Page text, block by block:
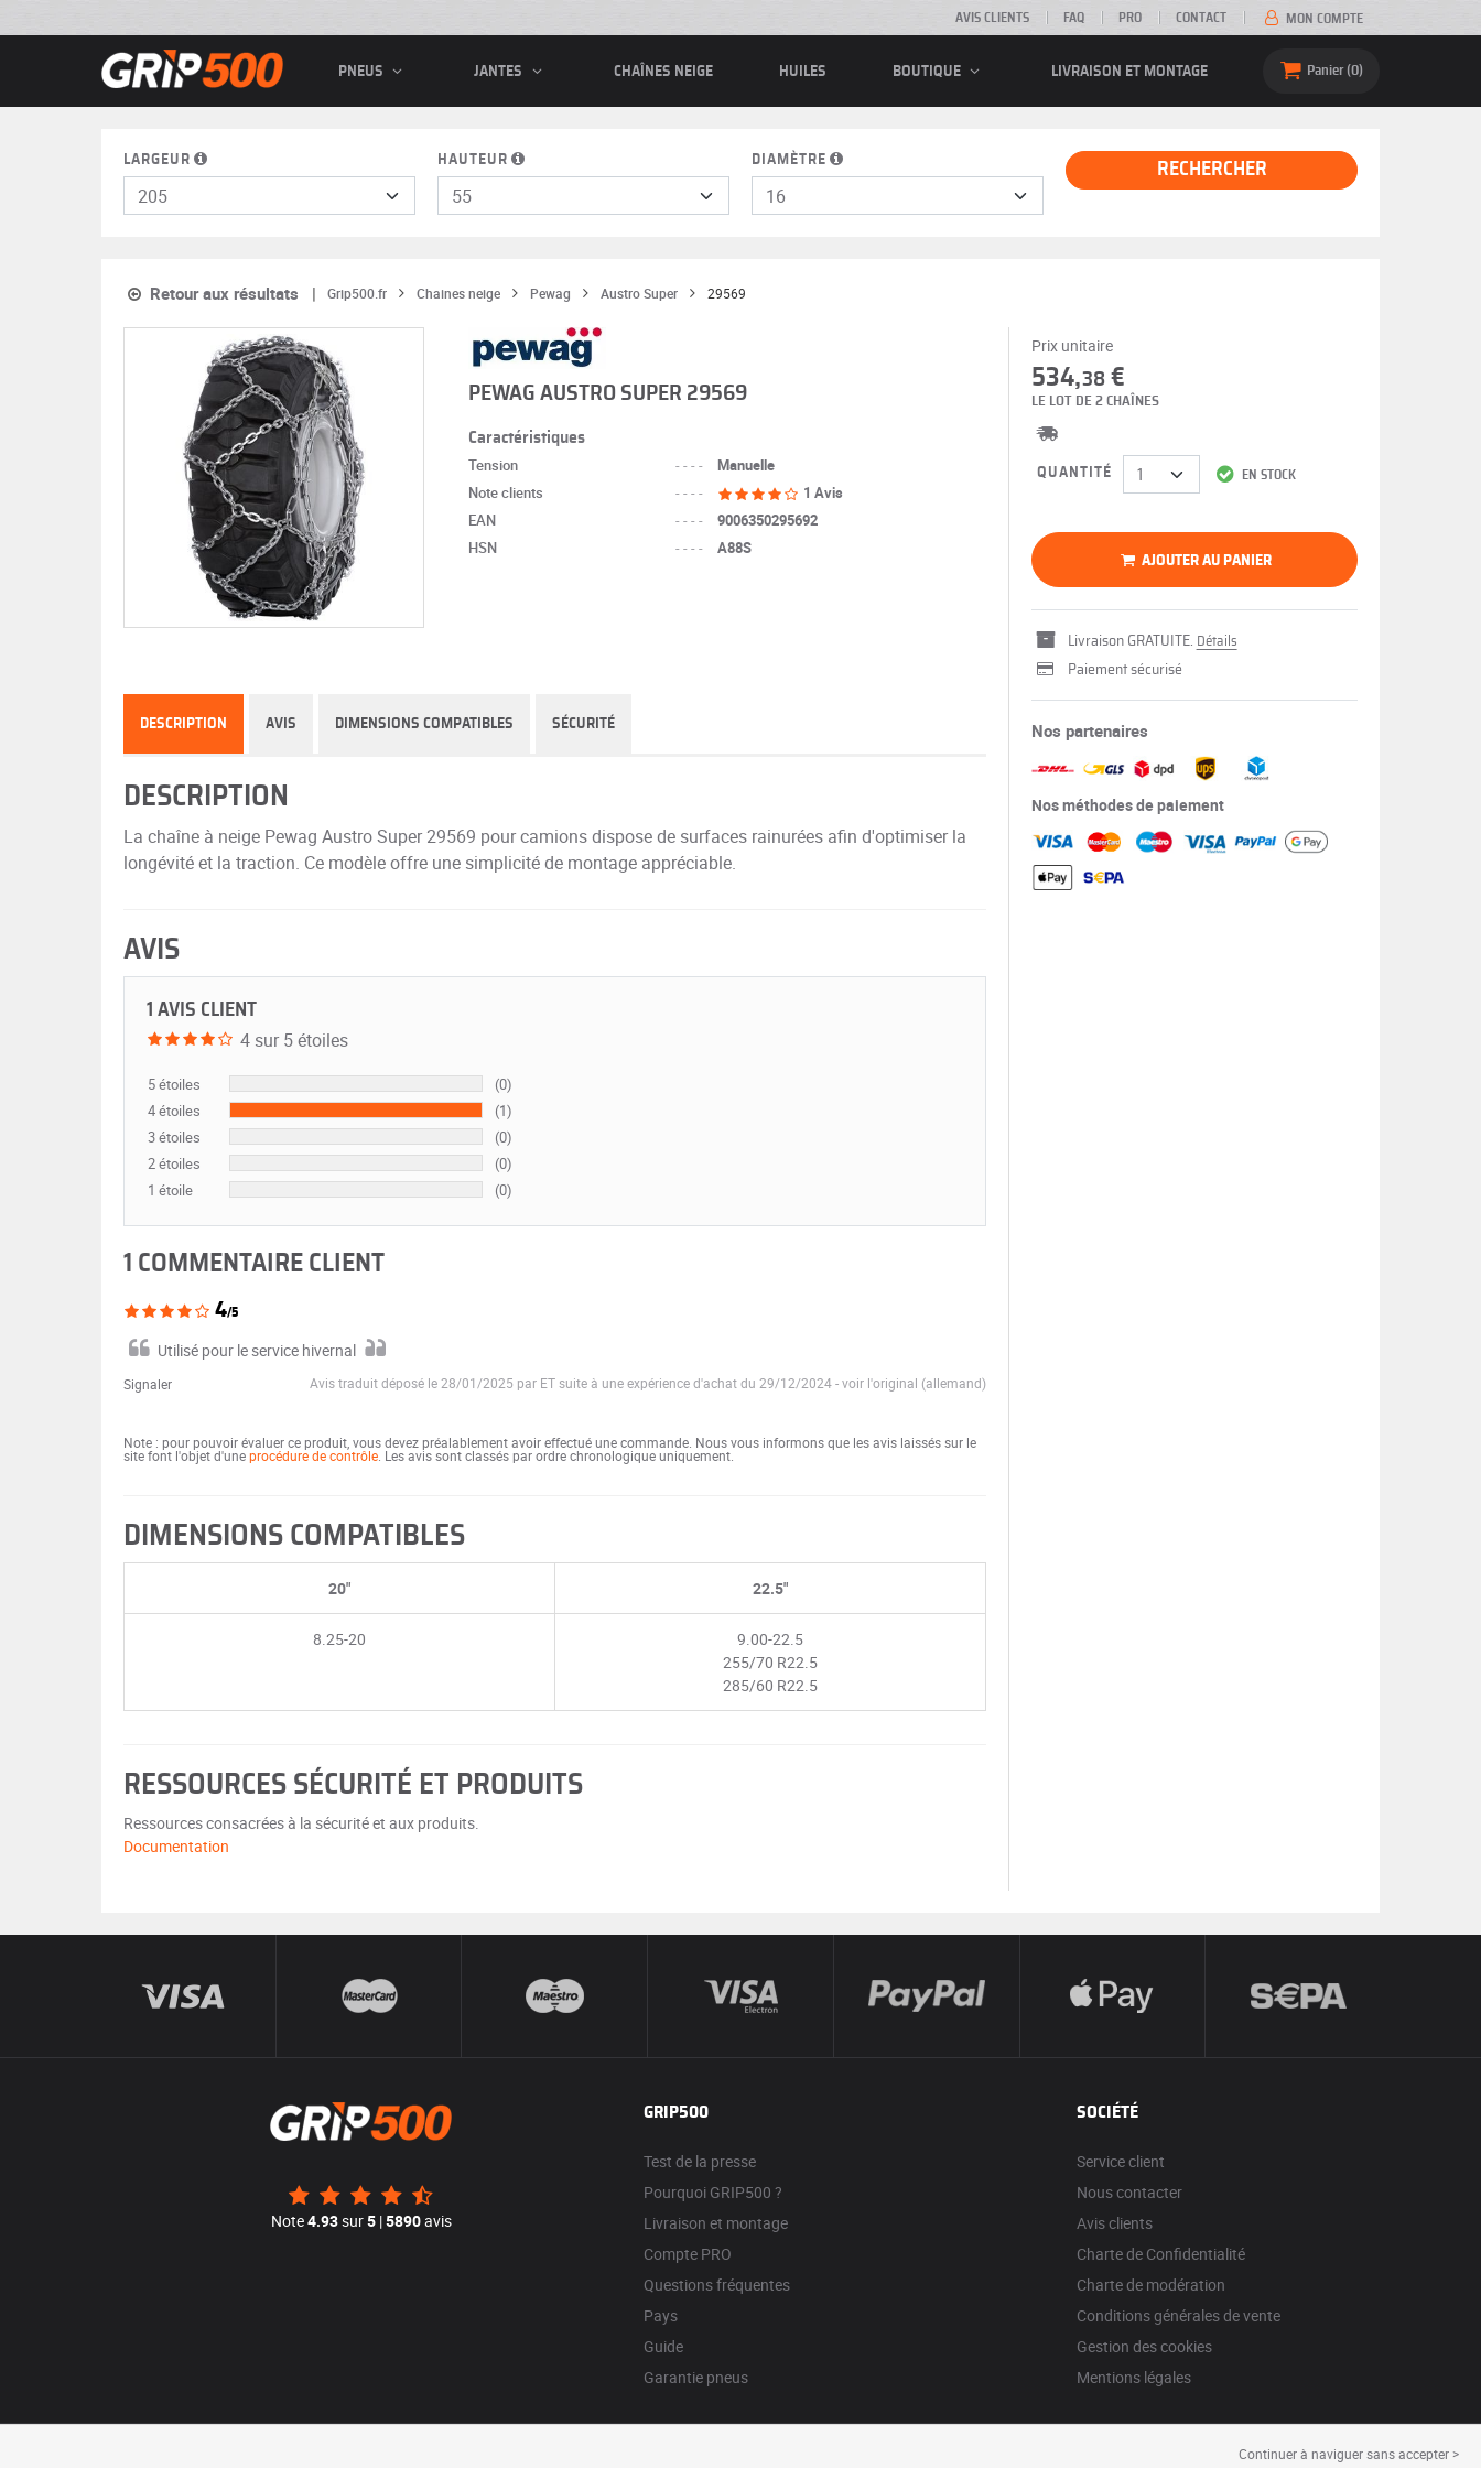
AVIS CLIENTS FAQ PRO CONTACT MON COMPTE
PNEUS JANTES CHAÎNES NEIGE HUILES BOUTIQUE LIVRAISON ET MONTAGE Panier 0
LARGEUR HAUTEUR DIAMÈTRE RECHERCHER
Retour aux résultats Grip500.fr Chaines neige Pewag Austro Super 29569
PEWAG AUSTRO SUPER 29569
Caractéristiques
Tension ----
Manuelle
Note clients
----
1 Avis
EAN
----
9006350295692
HSN
---- A88S
Prix unitaire
534,38€
LE LOT DE 2 CHAÎNES
EN STOCK
QUANTITÉ
AJOUTER AU PANIER
Livraison GRATUITE. Détails
Paiement sécurisé
Nos partenaires
Nos méthodes de paiement
DESCRIPTION AVIS DIMENSIONS COMPATIBLES SÉCURITÉ
DESCRIPTION
La chaîne à neige Pewag Austro Super 29569 pour camions dispose de surfaces rainurées afin d'optimiser la
longévité et la traction. Ce modèle offre une simplicité de montage appréciable.
AVIS
1 AVIS CLIENT
4 sur 5 étoiles
5 étoiles
(0)
4 étoiles
(1)
3 étoiles
(0)
2 étoiles
(0)
1 étoile
(0)
1 COMMENTAIRE CLIENT
4/5
Utilisé pour le service hivernal
Signaler Avis traduit déposé le 28/01/2025 par ET suite à une expérience d'achat du 29/12/2024-voir l'original (allemand)
Note : pour pouvoir évaluer ce produit, vous devez préalablement avoir effectué une commande. Nous vous informons que les avis laissés sur le
site font l'objet d'uneprocédure de contrôle . Les avis sont classés par ordre chronologique uniquement.
DIMENSIONS COMPATIBLES
20"
8.25-20
22.5"
9.00-22.5
255/70 R22.5
285/60 R22.5
RESSOURCES SÉCURITÉ ET PRODUITS
Ressources consacrées à la sécurité et aux produits.
Documentation
Note4.93sur5|5890avis
GRIP500
Test de la presse
Pourquoi GRIP500 ?
Livraison et montage
Compte PRO
Questions fréquentes
Pays
Guide
Garantie pneus
SOCIÉTÉ
Service client
Nous contacter
Avis clients
Charte de Confidentialité
Charte de modération
Conditions générales de vente
Gestion des cookies
Mentions légales
Continuer à naviguer sans accepter >